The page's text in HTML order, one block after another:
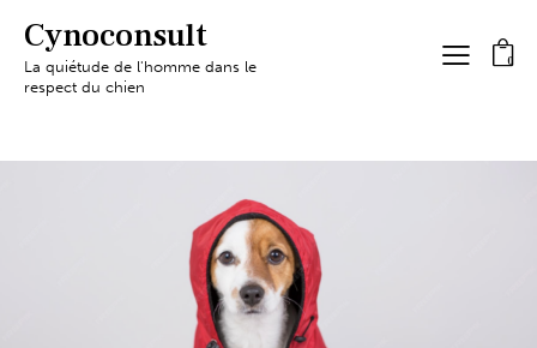
Cynoconsult
La quiétude de l'homme dans le
respect du chien
0